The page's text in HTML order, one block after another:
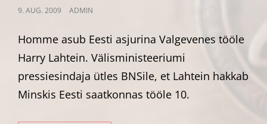
POSTED
9. AUG. 2009 ADMIN
Homme asub Eesti asjurina Valgevenes tööle
Harry Lahtein. Välisministeeriumi
pressiesindaja ütles BNSile, et Lahtein hakkab
Minskis Eesti saatkonnas tööle 10.